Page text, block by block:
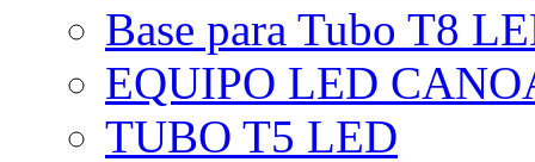
Base para Tubo T8
EQUIPO LED
TUBO T5 LED